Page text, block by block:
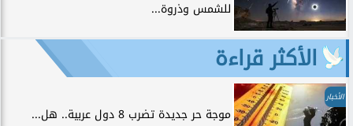
للشمس وذروة...
الأكثر قراءة
الأخبار
موجة حر جديدة تضرب 8 دول عربية.. هل...